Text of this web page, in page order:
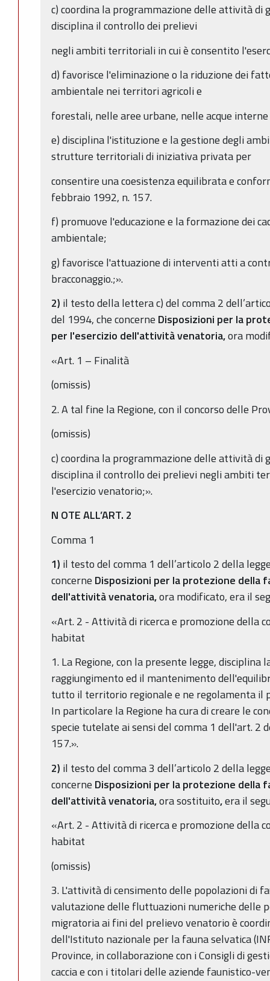
c) coordina la programmazione delle attività di
disciplina il controllo dei prelievi
negli ambiti territoriali in cui è consentito
d) favorisce l'eliminazione o la riduzione dei
ambientale nei territori agricoli e
forestali, nelle aree urbane, nelle acque
e) disciplina l'istituzione e la gestione degli
strutture territoriali di iniziativa privata per
consentire una coesistenza equilibrata e
febbraio 1992, n. 157.
f) promuove l'educazione e la formazione dei
ambientale;
g) favorisce l'attuazione di interventi atti a
bracconaggio.;».
2) il testo della lettera c) del comma 2
del 1994, che concerne Disposizioni per la
per l'esercizio dell'attività venatoria,ora
«Art. 1 – Finalità
(omissis)
2. A tal fine la Regione, con il concorso delle
(omissis)
c) coordina la programmazione delle attività di
disciplina il controllo dei prelievi negli ambiti
l'esercizio venatorio;».
N OTE ALL’ART. 2
Comma 1
1) il testo del comma 1 dell’articolo 2 della
concerne Disposizioni per la protezione della
dell'attività venatoria,ora modificato, era il
«Art. 2 - Attività di ricerca e promozione della
habitat
1. La Regione, con la presente legge,
raggiungimento ed il mantenimento
tutto il territorio regionale e ne regolamenta il
In particolare la Regione ha cura di creare le
specie tutelate ai sensi del comma 1 dell'art. 2
157.».
2) il testo del comma 3 dell’articolo 2 della
concerne Disposizioni per la protezione della
dell'attività venatoria,ora sostituito,era il
«Art. 2 - Attività di ricerca e promozione della
habitat
(omissis)
3. L'attività di censimento delle popolazioni di
valutazione delle fluttuazioni numeriche delle
migratoria ai fini del prelievo venatorio è
dell'Istituto nazionale per la fauna selvatica
Province, in collaborazione con i Consigli di
caccia e con i titolari delle aziende faunistico-